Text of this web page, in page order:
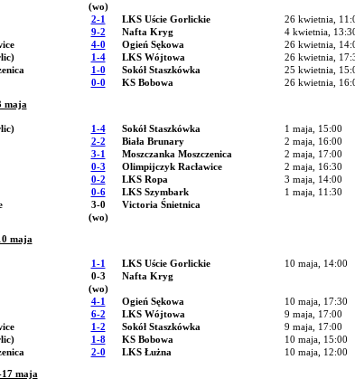
(wo)
2-1 LKS Uście Gorlickie
26 kwietnia,
9-2 Nafta Kryg
4 kwietnia,
4-0 Ogień Sękowa
26 kwietnia,
1-4 LKS Wójtowa
26 kwietnia,
1-0 Sokół Staszkówka
25 kwietnia,
0-0 KS Bobowa 26 kwietnia,
maja
1-4 Sokół Staszkówka
1 maja, 15:00
2-2 Biała Brunary
2 maja, 16:00
3-1 Moszczanka Moszczenica
2 maja, 17:00
0-3 Olimpijczyk Racławice
2 maja, 16:30
0-2 LKS Ropa
3 maja, 14:00
0-6 LKS Szymbark
1 maja, 11:30
3-0
Victoria Śnietnica
(wo)
maja
1-1 LKS Uście Gorlickie
10 maja, 14:00
0-3
Nafta Kryg
(wo)
4-1 Ogień Sękowa
10 maja, 17:30
6-2 LKS Wójtowa
9 maja, 17:00
1-2 Sokół Staszkówka
9 maja, 17:00
1-8 KS Bobowa
10 maja, 15:00
2-0 LKS Łużna 10 maja, 12:00
maja